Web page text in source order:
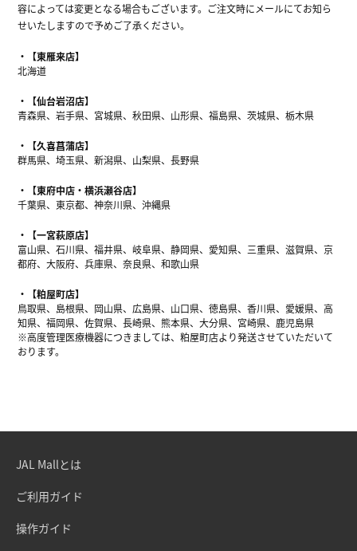
容によっては変更となる場合もございます。ご注文時にメールにてお知ら
せいたしますので予めご了承ください。
【東雁来店】
北海道
【仙台岩沼店】
青森県、岩手県、宮城県、秋田県、山形県、福島県、茨城県、栃木県
【久喜菖蒲店】
群馬県、埼玉県、新潟県、山梨県、長野県
【東府中店・横浜瀬谷店】
千葉県、東京都、神奈川県、沖縄県
【一宮萩原店】
富山県、石川県、福井県、岐阜県、静岡県、愛知県、三重県、滋賀県、京
都府、大阪府、兵庫県、奈良県、和歌山県
【粕屋町店】
鳥取県、島根県、岡山県、広島県、山口県、徳島県、香川県、愛媛県、高
知県、福岡県、佐賀県、長崎県、熊本県、大分県、宮崎県、鹿児島県
※高度管理医療機器につきましては、粕屋町店より発送させていただいて
おります。
JAL Mallとは
ご利用ガイド
操作ガイド